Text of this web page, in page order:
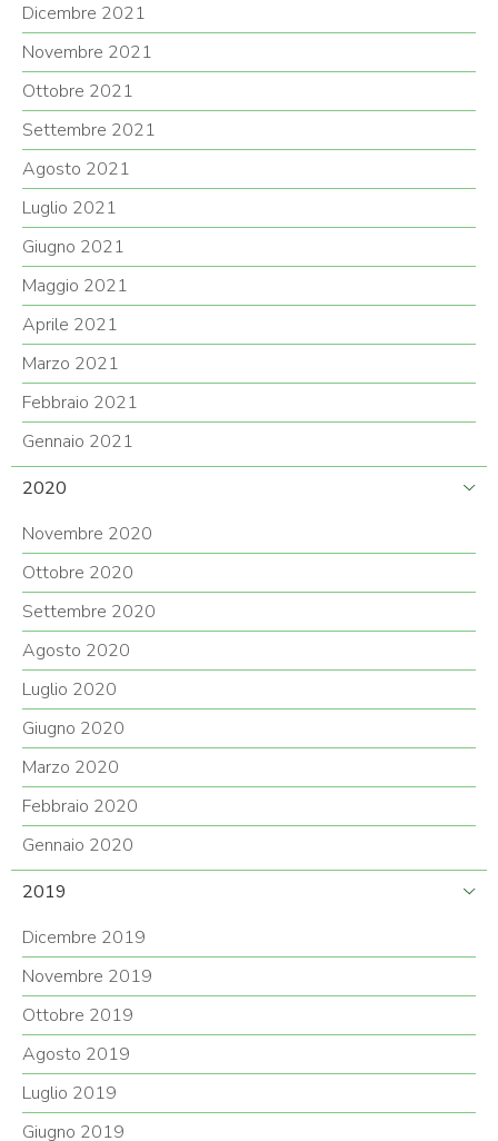
Dicembre 2021
Novembre 2021
Ottobre 2021
Settembre 2021
Agosto 2021
Luglio 2021
Giugno 2021
Maggio 2021
Aprile 2021
Marzo 2021
Febbraio 2021
Gennaio 2021
2020
Novembre 2020
Ottobre 2020
Settembre 2020
Agosto 2020
Luglio 2020
Giugno 2020
Marzo 2020
Febbraio 2020
Gennaio 2020
2019
Dicembre 2019
Novembre 2019
Ottobre 2019
Agosto 2019
Luglio 2019
Giugno 2019